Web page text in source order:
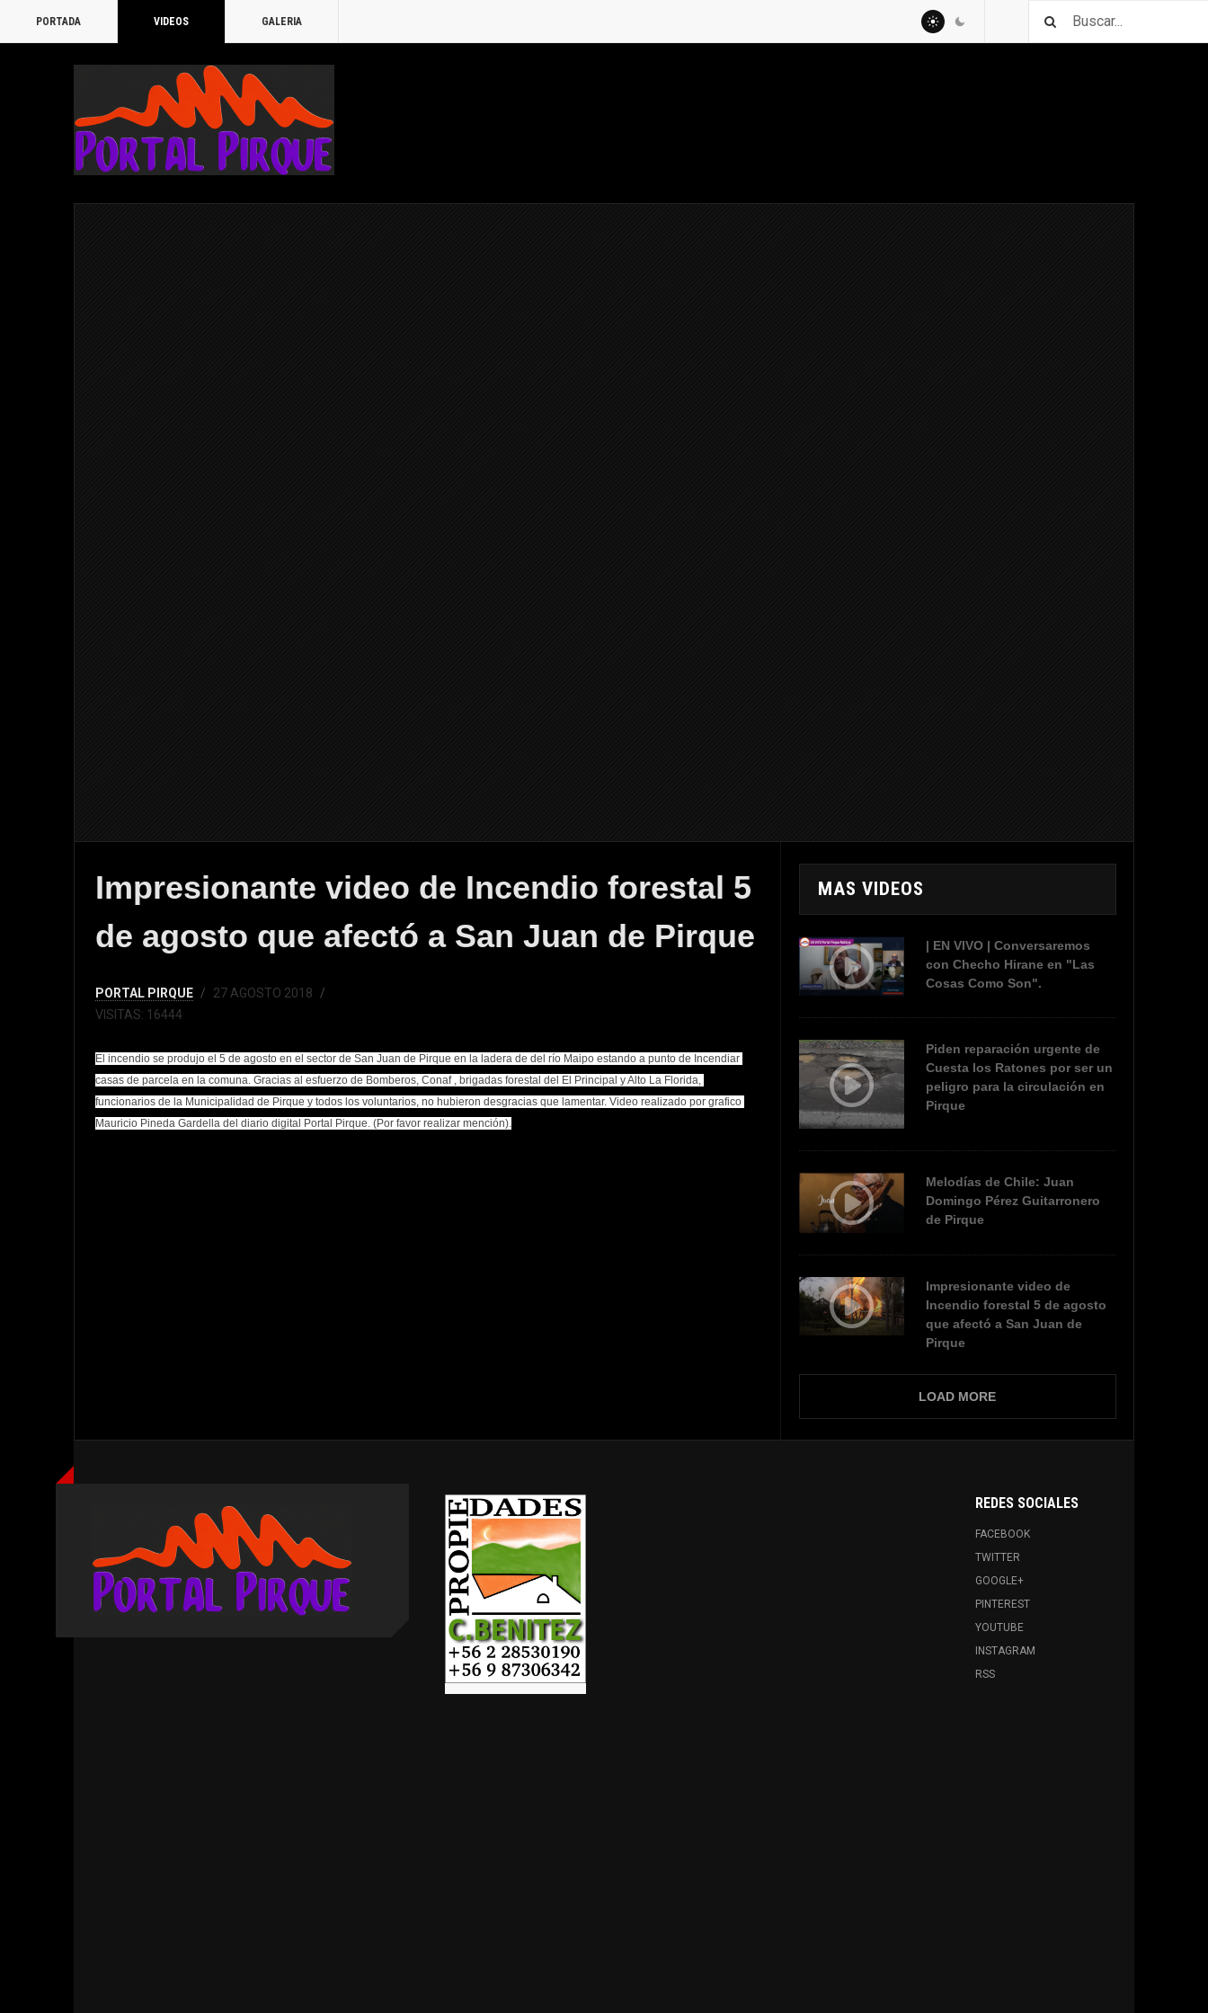
PORTADA VIDEOS GALERIA
Impresionante video de Incendio forestal 5
de agosto que afectó a San Juan de Pirque
PORTAL PIRQUE
27 AGOSTO 2018
VISITAS: 16444
El incendio se produjo el 5 de agosto en el sector de San Juan de Pirque en la ladera de del río Maipo estando a punto de Incendiar
casas de parcela en la comuna. Gracias al esfuerzo de Bomberos, Conaf , brigadas forestal del El Principal y Alto La Florida,
funcionarios de la Municipalidad de Pirque y todos los voluntarios, no hubieron desgracias que lamentar. Video realizado por grafico
Mauricio Pineda Gardella del diario digital Portal Pirque. (Por favor realizar mención).
MAS VIDEOS
| EN VIVO | Conversaremos
con Checho Hirane en "Las
Cosas Como Son".
Piden reparación urgente de
Cuesta los Ratones por ser un
peligro para la circulación en
Pirque
Melodías de Chile: Juan
Domingo Pérez Guitarronero
de Pirque
Impresionante video de
Incendio forestal 5 de agosto
que afectó a San Juan de
Pirque
LOAD MORE
REDES SOCIALES
FACEBOOK
TWITTER
GOOGLE+
PINTEREST
YOUTUBE
INSTAGRAM
RSS